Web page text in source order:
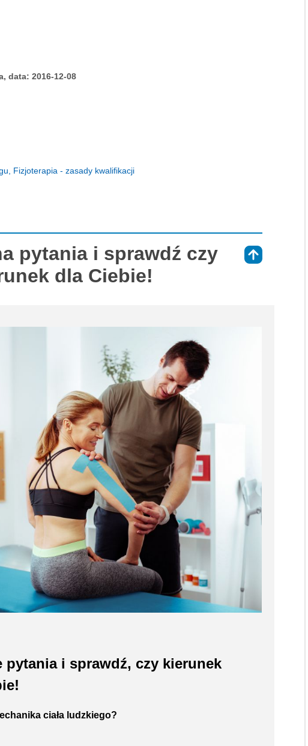
data: 2016-12-08
Fizjoterapia - zasady kwalifikacji
pytania i sprawdź czy
dla Ciebie!
pytania i sprawdź, czy kierunek
ciała ludzkiego?